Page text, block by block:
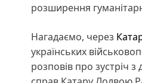
розширення
Нагадаємо, через
українських
розповів про зустріч